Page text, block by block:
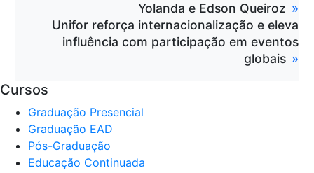
Yolanda e Edson Queiroz
Unifor reforça internacionalização e eleva
influência com participação em eventos
globais
Cursos
Graduação Presencial
Graduação EAD
Pós-Graduação
Educação Continuada